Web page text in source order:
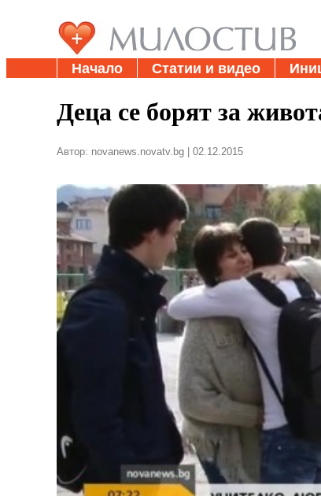
Начало Статии и видео
Деца се борят за
Автор: novanews.novatv.bg | 02.12.2015